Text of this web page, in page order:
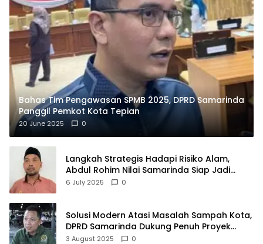
Bahas Tim Pengawasan SPMB 2025, DPRD Samarinda
Panggil Pemkot Kota Tepian
20 June 2025 0
Langkah Strategis Hadapi Risiko Alam,
Abdul Rohim Nilai Samarinda Siap Jadi
Pusat Logistik Bencana Kalimantan
6 July 2025 0
Solusi Modern Atasi Masalah Sampah Kota,
DPRD Samarinda Dukung Penuh Proyek
PLTSA
3 August 2025 0